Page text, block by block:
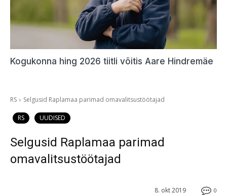
Kogukonna hing 2026 tiitli võitis Aare Hindremäe